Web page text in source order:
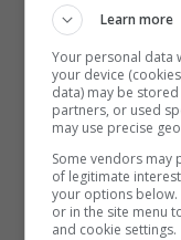
Learn more
Your personal data
your device
data) may be
partners, or used
may use precise
Some vendors may
of legitimate
your options
or in the site menu
and cookie settings.